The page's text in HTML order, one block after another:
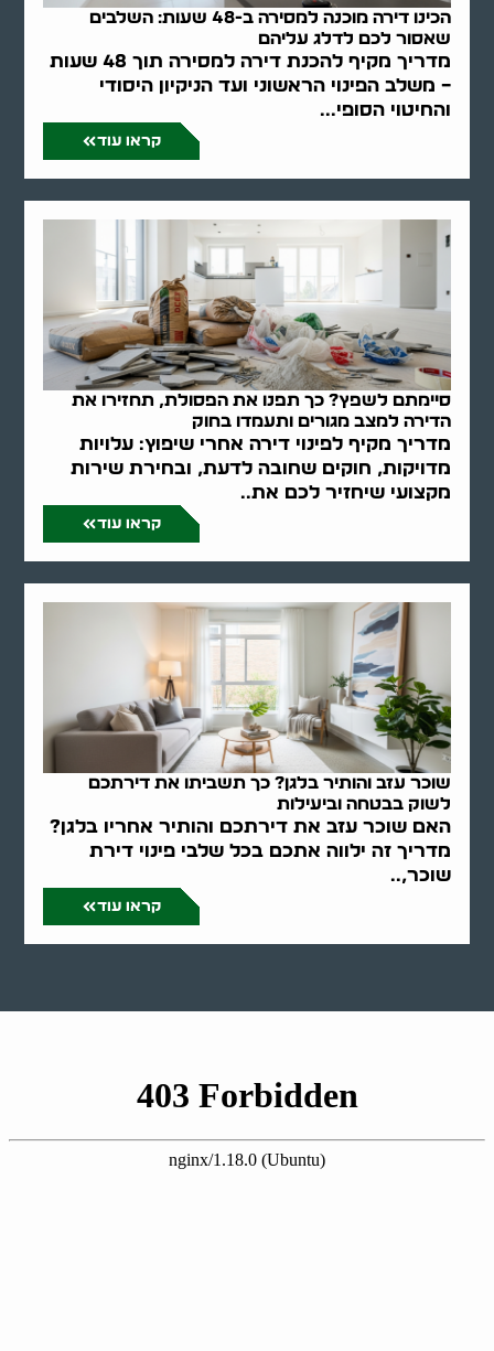
הכינו דירה מוכנה למסירה ב-48 שעות: השלבים
שאסור לכם לדלג עליהם
מדריך מקיף להכנת דירה למסירה תוך 48 שעות
– משלב הפינוי הראשוני ועד הניקיון היסודי
והחיטוי הסופי...
קראו עוד
סיימתם לשפץ? כך תפנו את הפסולת, תחזירו את
הדירה למצב מגורים ותעמדו בחוק
מדריך מקיף לפינוי דירה אחרי שיפוץ: עלויות
מדויקות, חוקים שחובה לדעת, ובחירת שירות
מקצועי שיחזיר לכם את..
קראו עוד
שוכר עזב והותיר בלגן? כך תשביתו את דירתכם
לשוק בבטחה וביעילות
האם שוכר עזב את דירתכם והותיר אחריו בלגן?
מדריך זה ילווה אתכם בכל שלבי פינוי דירת
שוכר,..
קראו עוד